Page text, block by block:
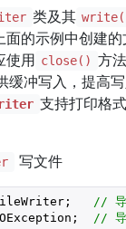
类及其
面的示例中创建
使用 close() 方
缓冲写入，提高
支持打印格
写文件
//
// 导